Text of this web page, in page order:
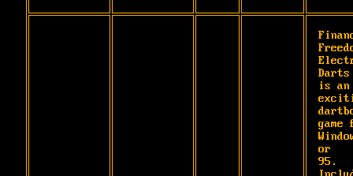
Darts
is an
game
or
95.